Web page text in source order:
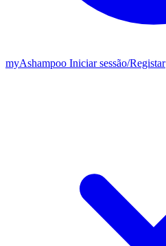
myAshampoo Iniciar sessão/Registar